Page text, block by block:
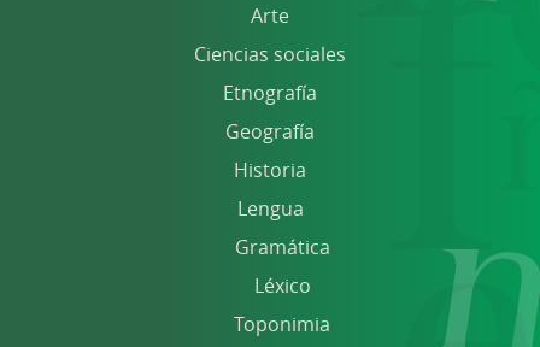
Arte
Ciencias sociales
Etnografía
Geografía
Historia
Lengua
Gramática
Léxico
Toponimia